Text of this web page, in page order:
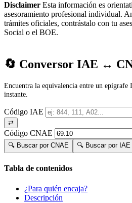
Disclaimer Esta información es
asesoramiento profesional individual.
trámites oficiales, contrástalo con tu
Social o el BOE.
🔄 Conversor IAE ↔
Encuentra la equivalencia entre un
instante.
Código IAE
⇄
Código CNAE
🔍 Buscar por CNAE 🔍 Buscar por IAE
Tabla de contenidos
¿Para quién encaja?
Descripción